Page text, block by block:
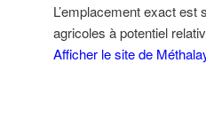
L’emplacement exact
agricoles à potentiel
Afficher le site de